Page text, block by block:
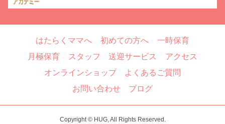
はたらくママへ 初めての方へ
一時保育
月極保育
スタッフ 送迎サービス
アクセス
オンラインショップ
よくあるご質問
お問い合わせ
ブログ
Copyright © HUG, All Rights Reserved.